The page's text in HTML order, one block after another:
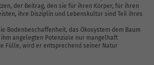
der Beitrag, den sie für ihren Körper, für ihren
ihre Disziplin und Lebenskultur sind Teil ihres
Bodenbeschaffenheit, das Ökosystem dem Baum
angelegten Potenziale nur mangelhaft
Fülle, wird er entsprechend seiner Natur